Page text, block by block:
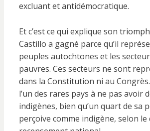
excluant et antidémocratique.
Et c’est ce qui explique son
Castillo a gagné parce qu’il
peuples autochtones et les
pauvres. Ces secteurs ne sont
dans la Constitution ni au
l’un des rares pays à ne pas avoir
indigènes, bien qu’un quart de sa
perçoive comme indigène, selon